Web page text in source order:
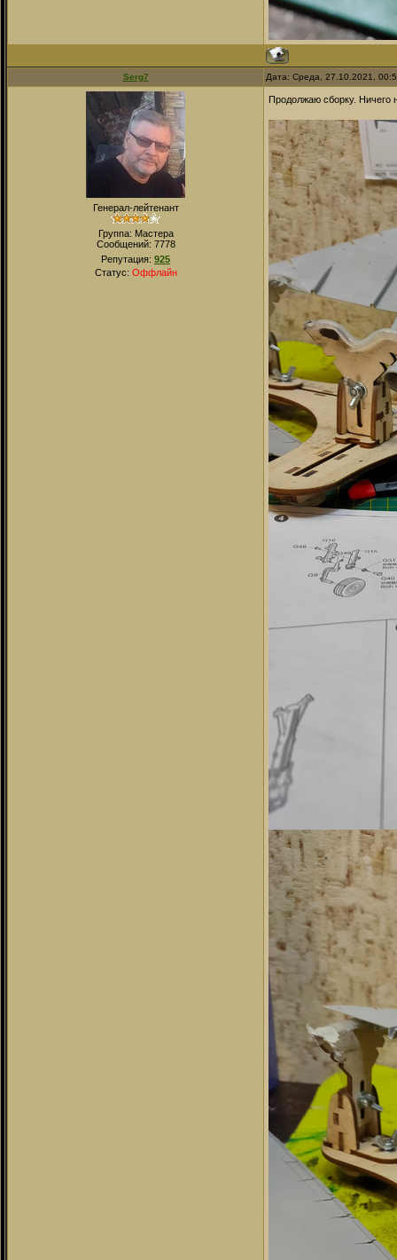
Serg7 Дата: Среда, 27.10.2021,
Генерал-лейтенант
Группа: Мастера
Сообщений: 7778
Репутация: 925
Статус: Оффлайн
Продолжаю сборку. Ничего